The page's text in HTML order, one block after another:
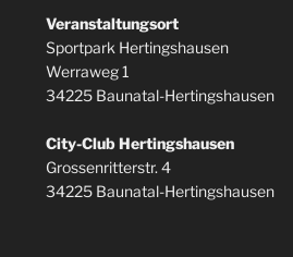
Veranstaltungsort
Sportpark Hertingshausen
Werraweg 1
34225 Baunatal-Hertingshausen
City-Club Hertingshausen
Grossenritterstr. 4
34225 Baunatal-Hertingshausen